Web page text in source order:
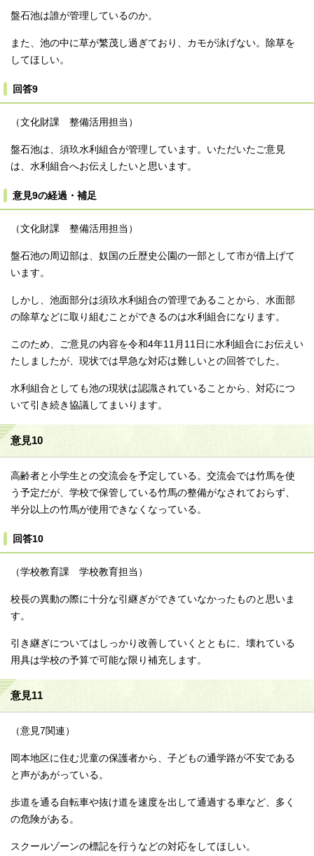
盤石池は誰が管理しているのか。
また、池の中に草が繁茂し過ぎており、カモが泳げない。除草を
してほしい。
回答9
（文化財課 整備活用担当）
盤石池は、須玖水利組合が管理しています。いただいたご意見
は、水利組合へお伝えしたいと思います。
意見9の経過・補足
（文化財課 整備活用担当）
盤石池の周辺部は、奴国の丘歴史公園の一部として市が借上げて
います。
しかし、池面部分は須玖水利組合の管理であることから、水面部
の除草などに取り組むことができるのは水利組合になります。
このため、ご意見の内容を令和4年11月11日に水利組合にお伝えい
たしましたが、現状では早急な対応は難しいとの回答でした。
水利組合としても池の現状は認識されていることから、対応につ
いて引き続き協議してまいります。
意見10
高齢者と小学生との交流会を予定している。交流会では竹馬を使
う予定だが、学校で保管している竹馬の整備がなされておらず、
半分以上の竹馬が使用できなくなっている。
回答10
（学校教育課 学校教育担当）
校長の異動の際に十分な引継ぎができていなかったものと思いま
す。
引き継ぎについてはしっかり改善していくとともに、壊れている
用具は学校の予算で可能な限り補充します。
意見11
（意見7関連）
岡本地区に住む児童の保護者から、子どもの通学路が不安である
と声があがっている。
歩道を通る自転車や抜け道を速度を出して通過する車など、多く
の危険がある。
スクールゾーンの標記を行うなどの対応をしてほしい。